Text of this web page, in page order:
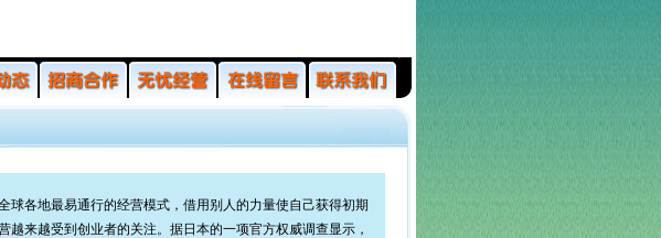
各地最易通行的经营模式，借用别人的力量使自己获得初期
来越受到创业者的关注。据日本的一项官方权威调查显示，